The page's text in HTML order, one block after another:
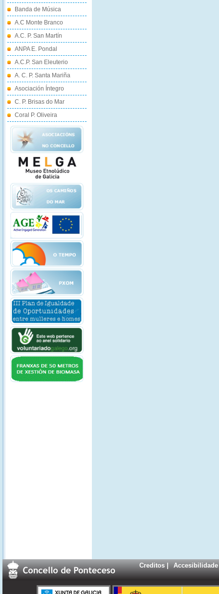
Banda de Música
A.C Monte Branco
A.C. P. San Martín
ANPA E. Pondal
A.C.P. San Eleuterio
A. C. P. Santa Mariña
Asociación Íntegro
C. P. Brisas do Mar
Coral P. Oliveira
Creditos| Accesibilidade